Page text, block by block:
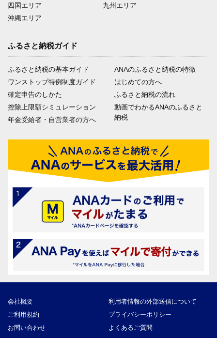
四国エリア
沖縄エリア
九州エリア
ふるさと納税ガイド
ふるさと納税の基本ガイド
ワンストップ特例制度ガイド
確定申告のしかた
控除上限額シミュレーション
年金受給者・自営業者の方へ
ANAのふるさと納税の特徴
はじめての方へ
ふるさと納税の流れ
動画でわかるANAのふるさと
納税
会社概要
利用者情報の外部送信について
ご利用規約
プライバシーポリシー
お問い合わせ
よくあるご質問